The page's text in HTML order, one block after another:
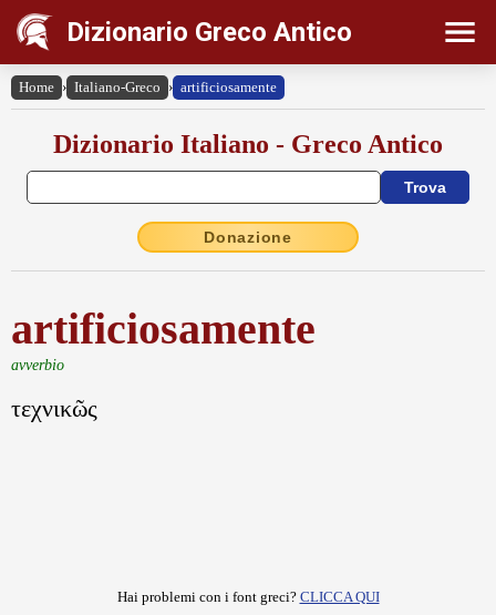
Dizionario Greco Antico
Home › Italiano-Greco › artificiosamente
Dizionario Italiano - Greco Antico
Donazione
artificiosamente
avverbio
τεχνικῶς
Hai problemi con i font greci? CLICCA QUI